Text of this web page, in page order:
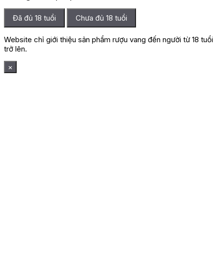
Đã đủ 18 tuổi Chưa đủ 18 tuổi
Website chỉ giới thiệu sản phẩm rượu vang đến người từ 18 tuổi
trở lên.
×